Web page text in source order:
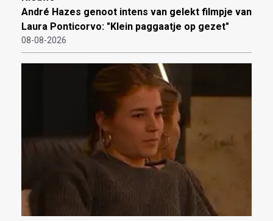
André Hazes genoot intens van gelekt filmpje van
Laura Ponticorvo: "Klein paggaatje op gezet"
08-08-2026